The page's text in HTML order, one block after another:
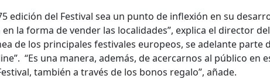
edición del Festival sea un punto de inflexión en su
la forma de vender las localidades”, explica el director del
de los principales festivales europeos, se adelante parte
“Es una manera, además, de acercarnos al público en
también a través de los bonos regalo”, añade.